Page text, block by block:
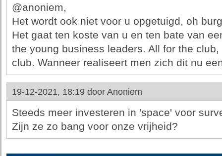
@anoniem,
Het wordt ook niet voor u opgetuigd, oh
Het gaat ten koste van u en ten bate van
the young business leaders. All for the
club. Wanneer realiseert men zich dit nu
19-12-2021, 18:19 door Anoniem
Steeds meer investeren in 'space' voor
Zijn ze zo bang voor onze vrijheid?